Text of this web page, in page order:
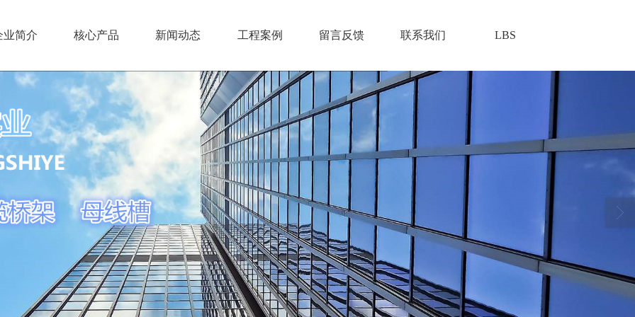
业简介 核心产品 新闻动态 工程案例 留言反馈 联系我们 LBS